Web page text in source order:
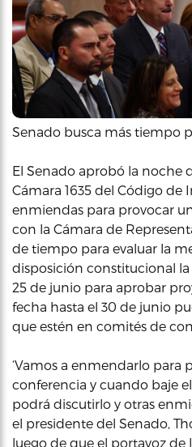
Senado busca más tiempo
El Senado aprobó la noche
Cámara 1635 del Código de
enmiendas para provocar
con la Cámara de
de tiempo para evaluar la
disposición constitucional la
25 de junio para aprobar
fecha hasta el 30 de junio
que estén en comités de
‘Vamos a enmendarlo para
conferencia y cuando baje
podrá discutirlo y otras
el presidente del Senado,
luego de que el portavoz de